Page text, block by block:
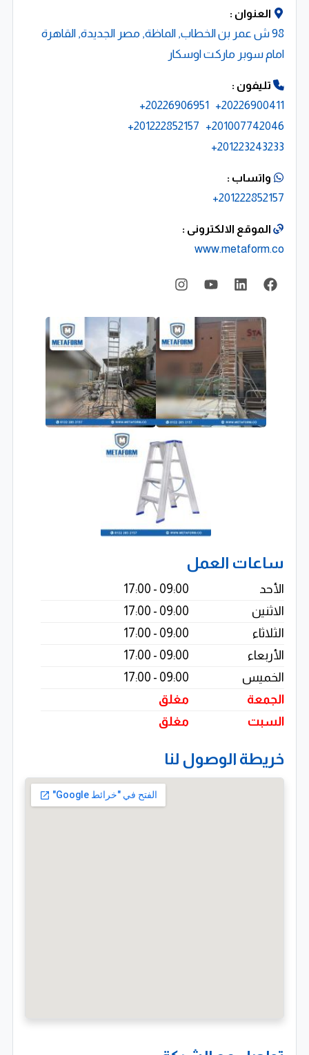
العنوان :
98 ش عمر بن الخطاب, الماظة, مصر الجديدة, القاهرة
امام سوبر ماركت اوسكار
تليفون :
20226900411+
20226906951+
201007742046+
201222852157+
201223243233+
واتساب :
201222852157+
الموقع الالكترونى :
www.metaform.co
ساعات العمل
الأحد
09:00 - 17:00
الاثنين
09:00 - 17:00
الثلاثاء
09:00 - 17:00
الأربعاء
09:00 - 17:00
الخميس
09:00 - 17:00
الجمعة
مغلق
السبت
مغلق
خريطة الوصول لنا